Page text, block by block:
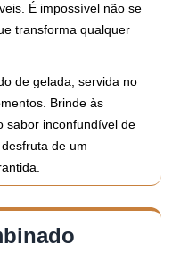
É impossível não se
transforma qualquer
de gelada, servida no
Brinde às
sabor inconfundível de
de um